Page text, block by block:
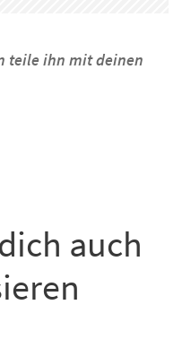
teile ihn mit deinen
auch